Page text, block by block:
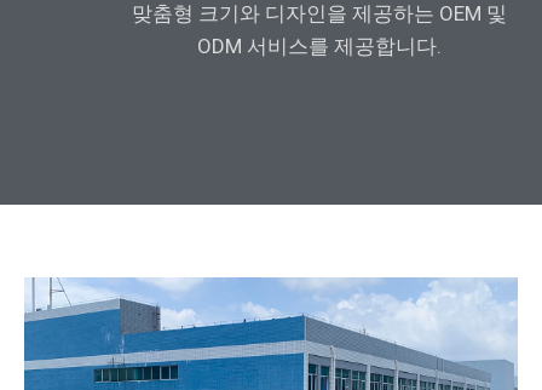
맞춤형 크기와 디자인을 제공하는 OEM 및
ODM 서비스를 제공합니다.